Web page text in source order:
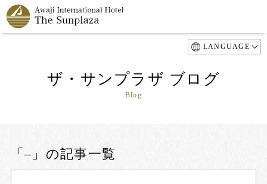
LANGUAGE
ザ・サンプラザ ブログ
Blog
「–」の記事一覧